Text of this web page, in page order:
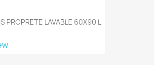
PROPRETE LAVABLE 60X90 L